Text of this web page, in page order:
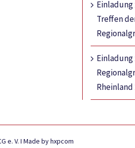
Treffen
Einladung
Rheinland
e. V. I Made by hxpcom